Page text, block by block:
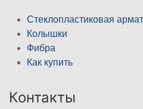
Стеклопластиковая
Колышки
Фибра
Как купить
Контакты